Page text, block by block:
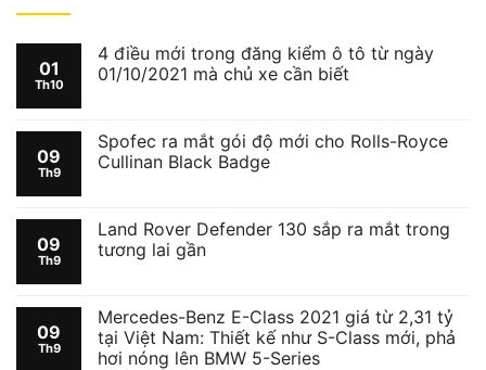
01
Th10
4 điều mới trong đăng kiểm ô tô từ ngày
01/10/2021 mà chủ xe cần biết
09
Th9
Spofec ra mắt gói độ mới cho Rolls-Royce
Cullinan Black Badge
09
Th9
Land Rover Defender 130 sắp ra mắt trong
tương lai gần
09
Th9
Mercedes-Benz E-Class 2021 giá từ 2,31 tỷ
tại Việt Nam: Thiết kế như S-Class mới, phả
hơi nóng lên BMW 5-Series